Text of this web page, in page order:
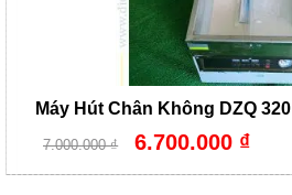
Máy Hút Chân Không DZQ 320
7.000.000₫
Giá
gốc
7.000.000 ₫.
6.700.000 ₫Giá
hiện
là: